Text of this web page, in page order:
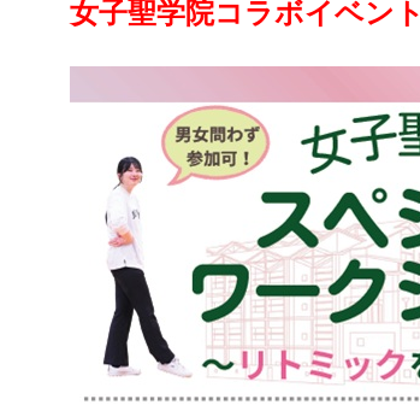
女子聖学院コラボイベント